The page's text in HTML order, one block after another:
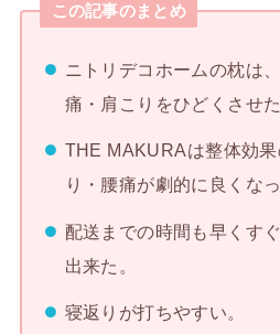
この記事のまとめ
ニトリデコホームの枕は
痛・肩こりをひどくさせた
THE MAKURAは整体効果
り・腰痛が劇的に良くなっ
配送までの時間も早くす
出来た。
寝返りが打ちやすい。